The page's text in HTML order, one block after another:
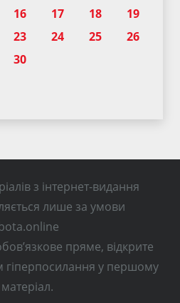
16 17 18
19
23 24 25
26
30
з інтернет-видання
лише за умови
пряме, відкрите
гіперпосилання у першому